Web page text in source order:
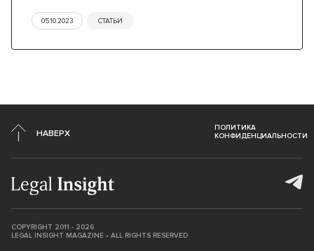
05.10.2023 СТАТЬИ
НАВЕРХ
COPYRIGHT 2011 - 2026
LEGAL INSIGHT MAGAZINE • ALL RIGHTS RESERVED
ПОЛИТИКА
КОНФИДЕНЦИАЛЬНОСТИ